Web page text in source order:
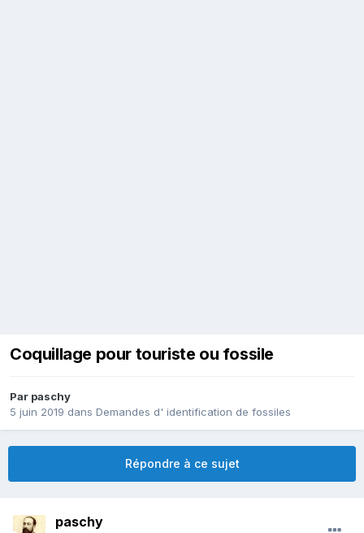
Coquillage pour touriste ou fossile
Par paschy
5 juin 2019 dans Demandes d' identification de fossiles
Répondre à ce sujet
paschy